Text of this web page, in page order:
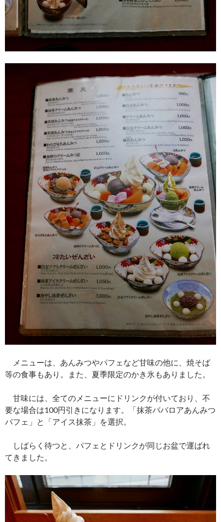
メニューは、あんみつやパフェなど甘味の他に、焼そば
等の食事もあり。また、夏季限定のかき氷もありました。
甘味には、全てのメニューにドリンクが付いており、不
要な場合は100円引きになります。「抹茶ババロアあんみつ
パフェ」と「アイス抹茶」を選択。
しばらく待つと、パフェとドリンクが同じお盆で運ばれ
てきました。